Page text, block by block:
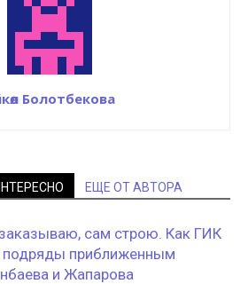
Болотбекова
ЕЩЕ ОТ АВТОРА
сам строю. Как ГИК
подряды приближенным
и Жапарова